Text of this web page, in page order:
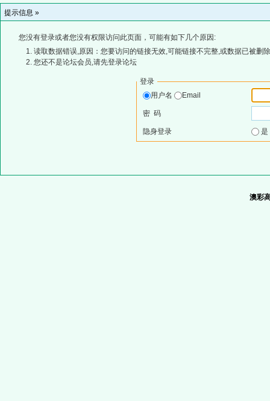
提示信息 »
您没有登录或者您没有权限访问此页面，可能有如下几个原因:
读取数据错误,原因：您要访问的链接无效,可能链接不完整,或数据已被删
您还不是论坛会员,请先登录论坛
登录
用户名
Email
密 码
隐身登录
澳彩